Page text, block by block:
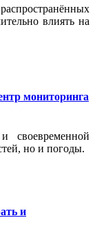
влиять на
мониторинга
своевременной
но и погоды.
и